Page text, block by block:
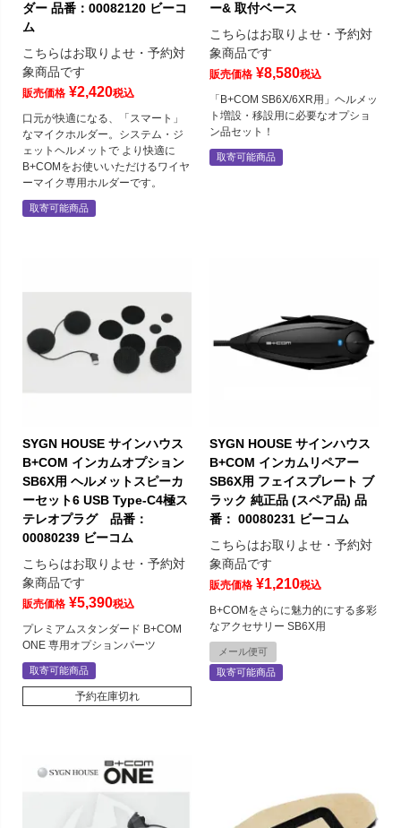
ダー 品番：00082120 ビーコ
ム
こちらはお取りよせ・予約対
象商品です
販売価格 ¥2,420税込
口元が快適になる、「スマート」
なマイクホルダー。システム・ジ
ェットヘルメットで より快適に
B+COMをお使いいただけるワイヤ
ーマイク専用ホルダーです。
取寄可能商品
ー& 取付ベース
こちらはお取りよせ・予約対
象商品です
販売価格 ¥8,580税込
「B+COM SB6X/6XR用」ヘルメッ
ト増設・移設用に必要なオプショ
ン品セット！
取寄可能商品
SYGN HOUSE サインハウス
B+COM インカムオプション
SB6X用 ヘルメットスピーカ
ーセット6 USB Type-C4極ス
テレオプラグ 品番：
00080239 ビーコム
こちらはお取りよせ・予約対
象商品です
販売価格 ¥5,390税込
プレミアムスタンダード B+COM
ONE 専用オプションパーツ
取寄可能商品
予約在庫切れ
SYGN HOUSE サインハウス
B+COM インカムリペアー
SB6X用 フェイスプレート ブ
ラック 純正品 (スペア品) 品
番： 00080231 ビーコム
こちらはお取りよせ・予約対
象商品です
販売価格 ¥1,210税込
B+COMをさらに魅力的にする多彩
なアクセサリー SB6X用
メール便可
取寄可能商品